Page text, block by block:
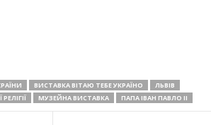
ВИСТАВКА ВІТАЮ ТЕБЕ УКРАЇНО
ЛЬВІВ
МУЗЕЙНА ВИСТАВКА ПАПА ІВАН ПАВЛО ІІ